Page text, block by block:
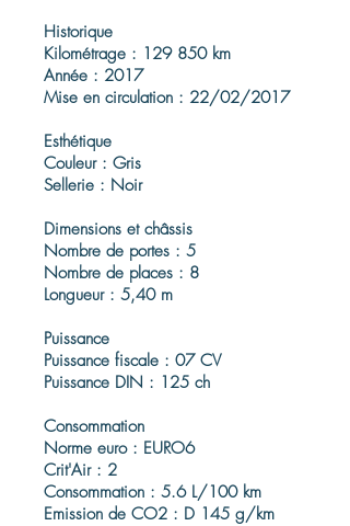
Historique
Kilométrage : 129 850 km
Année : 2017
Mise en circulation : 22/02/2017
Esthétique
Couleur : Gris
Sellerie : Noir
Dimensions et châssis
Nombre de portes : 5
Nombre de places : 8
Longueur : 5,40 m
Puissance
Puissance fiscale : 07 CV
Puissance DIN : 125 ch
Consommation
Norme euro : EURO6
Crit'Air : 2
Consommation : 5.6 L/100 km
Emission de CO2 : D 145 g/km